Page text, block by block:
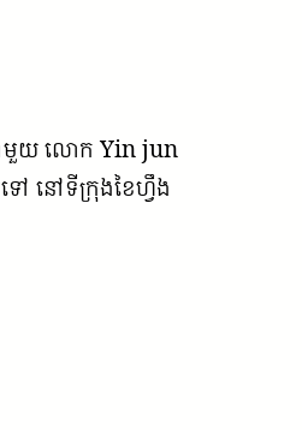
មួយ លោក Yin jun
ៅ នៅទីក្រុងខៃហ្វឹង